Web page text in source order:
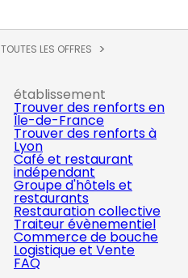
TOUTES LES OFFRES
établissement
Trouver des renforts en
Île-de-France
Trouver des renforts à
Lyon
Café et restaurant
indépendant
Groupe d'hôtels et
restaurants
Restauration collective
Traiteur évènementiel
Commerce de bouche
Logistique et Vente
FAQ